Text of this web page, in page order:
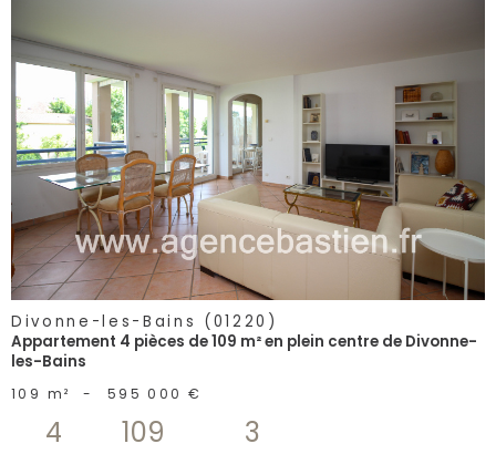
voir le
bien
Divonne-les-Bains (01220)
Appartement 4 pièces de 109 m² en plein centre de Divonne-
les-Bains
109 m² - 595 000 €
4 109 3